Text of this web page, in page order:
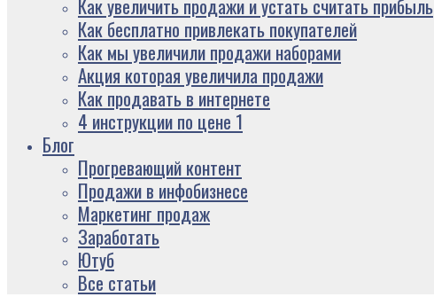
Как увеличить продажи и устать считать прибыль
Как бесплатно привлекать покупателей
Как мы увеличили продажи наборами
Акция которая увеличила продажи
Как продавать в интернете
4 инструкции по цене 1
Блог
Прогревающий контент
Продажи в инфобизнесе
Маркетинг продаж
Заработать
Ютуб
Все статьи